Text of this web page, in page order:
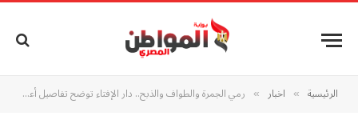
الرئيسية » اخبار » رمي الجمرة والطواف والذبح.. دار الإفتاء توضح تفاصيل أعمال يوم النحر في الحج